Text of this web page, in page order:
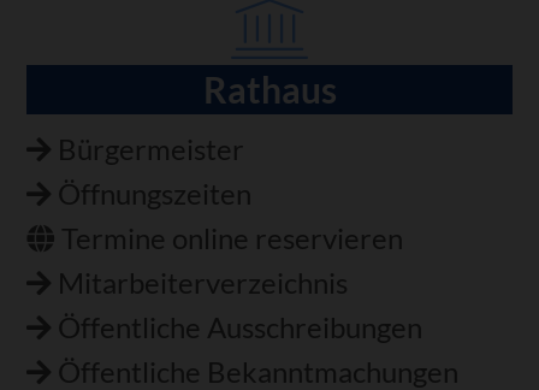
Rathaus
Bürgermeister
Öffnungszeiten
Termine online reservieren
Mitarbeiterverzeichnis
Öffentliche Ausschreibungen
Öffentliche Bekanntmachungen